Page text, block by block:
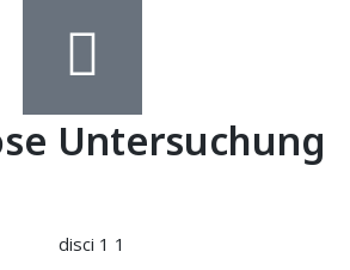
Untersuchung